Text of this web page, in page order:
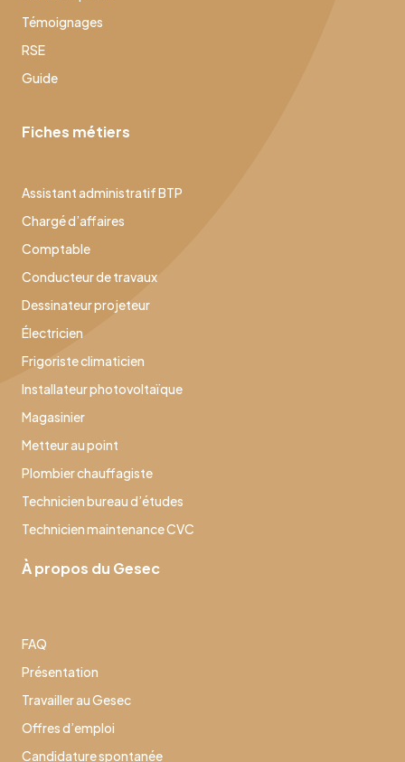
Témoignages
RSE
Guide
Fiches métiers
Assistant administratif BTP
Chargé d’affaires
Comptable
Conducteur de travaux
Dessinateur projeteur
Électricien
Frigoriste climaticien
Installateur photovoltaïque
Magasinier
Metteur au point
Plombier chauffagiste
Technicien bureau d’études
Technicien maintenance CVC
À propos du Gesec
FAQ
Présentation
Travailler au Gesec
Offres d’emploi
Candidature spontanée